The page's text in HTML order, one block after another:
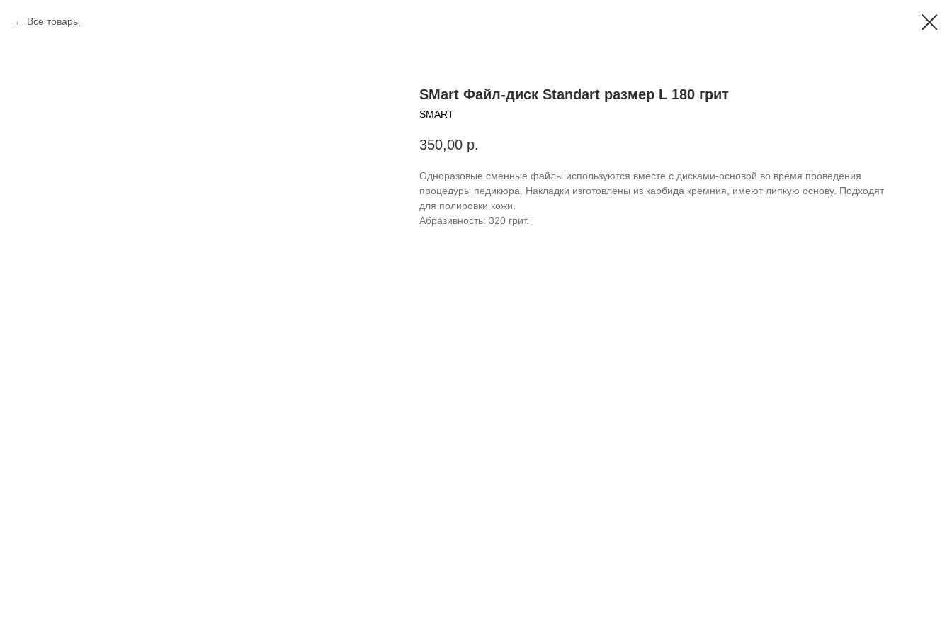
Все товары
SMart Файл-диск Standart размер L 180 грит
SMART
350,00 р.
Одноразовые сменные файлы используются вместе с дисками-основой во время проведения
процедуры педикюра. Накладки изготовлены из карбида кремния, имеют липкую основу. Подходят
для полировки кожи.
Абразивность: 320 грит.